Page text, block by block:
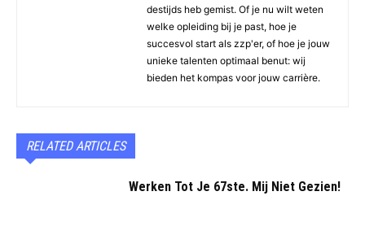
destijds heb gemist. Of je nu wilt weten
welke opleiding bij je past, hoe je
succesvol start als zzp'er, of hoe je jouw
unieke talenten optimaal benut: wij
bieden het kompas voor jouw carrière.
RELATED ARTICLES
Werken Tot Je 67ste. Mij Niet Gezien!